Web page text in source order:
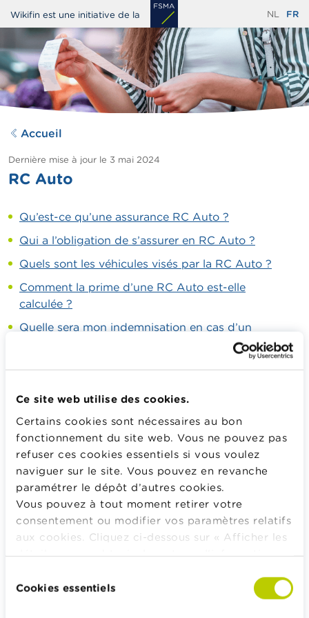
Ce site web utilise des cookies.
Certains cookies sont nécessaires au bon
fonctionnement du site web. Vous ne pouvez pas
refuser ces cookies essentiels si vous voulez
naviguer sur le site. Vous pouvez en revanche
paramétrer le dépôt d’autres cookies.
Vous pouvez à tout moment retirer votre
consentement ou modifier vos paramètres relatifs
aux cookies. Cliquez ci-dessous sur « Afficher les
détails » pour obtenir davantage d'informations.
consultable dans son intégralité
duCookies essentiels
Aller
au
principal
Wikifin est une initiative de la NL FR
Accueil
Dernière mise à jour le 3 mai 2024
RC Auto
Qu’est-ce qu’une assurance RC Auto ?
Qui a l’obligation de s’assurer en RC Auto ?
Quels sont les véhicules visés par la RC Auto ?
Comment la prime d’une RC Auto est-elle
calculée ?
Quelle sera mon indemnisation en cas d’un
Qu’est-ce que le bonus malus ?
automobile (ancienne carte verte) ?
A qui s’adresser si personne n’accepte d’assurer
votre véhicule ?
Calculateurs, conseils pratiques, checklists
Budget, payer, emprunter et assurer
Famille
Épargner et investir